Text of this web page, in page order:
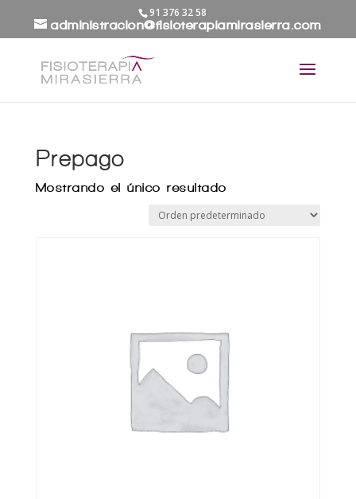
91 376 32 58
administracion@fisioterapiamirasierra.com
Prepago
Mostrando el único resultado